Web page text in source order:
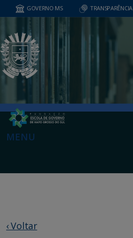
GOVERNO MS TRANSPARÊNCIA
MENU
‹ Voltar